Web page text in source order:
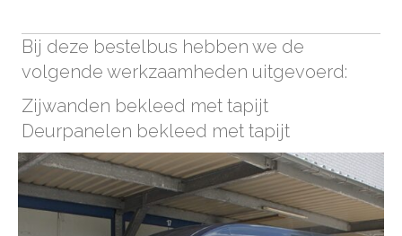
Bij deze bestelbus hebben we de
volgende werkzaamheden uitgevoerd:
Zijwanden bekleed met tapijt
Deurpanelen bekleed met tapijt